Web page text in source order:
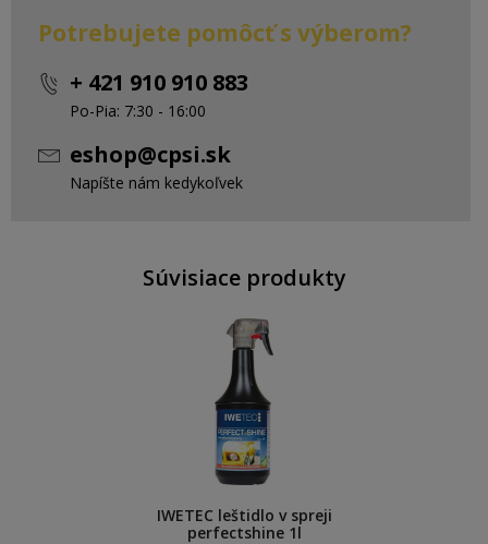
Potrebujete pomôcť s výberom?
+ 421 910 910 883
Po-Pia: 7:30 - 16:00
eshop@cpsi.sk
Napíšte nám kedykoľvek
Súvisiace produkty
IWETEC leštidlo v spreji
perfectshine 1l